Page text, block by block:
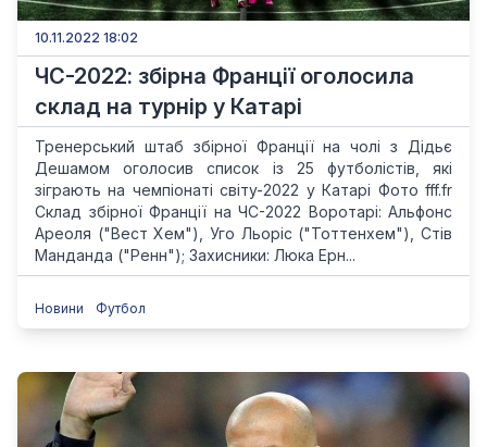
10.11.2022 18:02
ЧС-2022: збірна Франції оголосила
склад на турнір у Катарі
Тренерський штаб збірної Франції на чолі з Дідьє
Дешамом оголосив список із 25 футболістів, які
зіграють на чемпіонаті світу-2022 у Катарі Фото fff.fr
Склад збірної Франції на ЧС-2022 Воротарі: Альфонс
Ареоля ("Вест Хем"), Уго Льоріс ("Тоттенхем"), Стів
Манданда ("Ренн"); Захисники: Люка Ерн...
Новини Футбол